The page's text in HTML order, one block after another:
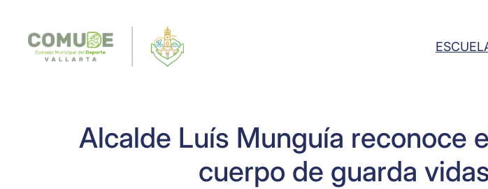
contenido
Alcalde Luís Munguía reconoce
cuerpo de guarda